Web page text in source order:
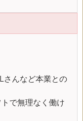
さんなど本業との
で無理なく働け